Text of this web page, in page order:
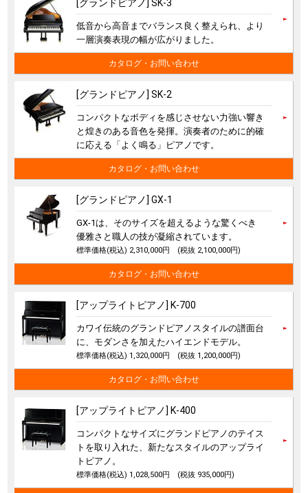
[グランドピアノ] SK-3
低音から高音までバランス良く整えられ、より
一層演奏表現の幅が広がりました。
カタログ・お問い合わせ
[グランドピアノ] SK-2
コンパクトなボディを感じさせない力強い響き
と煌きのある音色を発揮。演奏者のために的確
に応える「よく鳴る」ピアノです。
カタログ・お問い合わせ
[グランドピアノ] GX-1
GX-1は、そのサイズを超えるような驚くべき
優雅さと職人の技が凝縮されています。
標準価格(税込) 2,310,000円 (税抜 2,100,000円)
カタログ・お問い合わせ
[アップライトピアノ] K-700
カワイ伝統のグランドピアノスタイルの譜面台
に、モダンさを加えたハイエンドモデル。
標準価格(税込) 1,320,000円 (税抜 1,200,000円)
カタログ・お問い合わせ
[アップライトピアノ] K-400
コンパクトなサイズにグランドピアノのテイス
トを取り入れた、新たなスタイルのアップライ
トピアノ。
標準価格(税込) 1,028,500円 (税抜 935,000円)